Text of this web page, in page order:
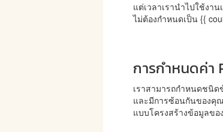
แต่เวลาเรานำไปใช้งา
ไม่ต้องกำหนดเป็น {{
การกำหนดค่า
เราสามารถกำหนดชนิ
และมีการซ้อนกันของคุ
แบบโครงสร้างข้อมูลขอ